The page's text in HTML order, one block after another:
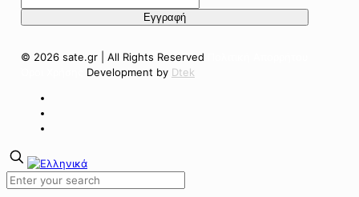
© 2026 sate.gr | All Rights Reserved
Development by Dtek